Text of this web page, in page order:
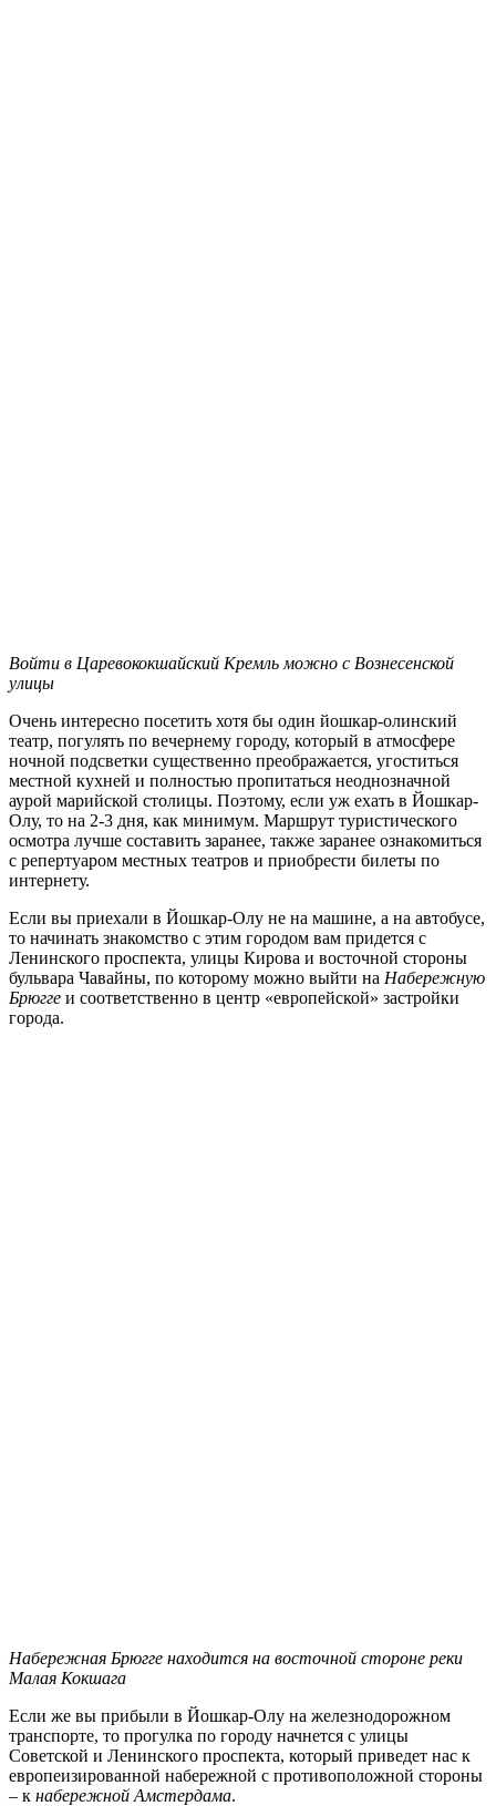
Войти в Царевококшайский Кремль можно с Вознесенской
улицы
Очень интересно посетить хотя бы один йошкар-олинский
театр, погулять по вечернему городу, который в атмосфере
ночной подсветки существенно преображается, угоститься
местной кухней и полностью пропитаться неоднозначной
аурой марийской столицы. Поэтому, если уж ехать в Йошкар-
Олу, то на 2-3 дня, как минимум. Маршрут туристического
осмотра лучше составить заранее, также заранее ознакомиться
с репертуаром местных театров и приобрести билеты по
интернету.
Если вы приехали в Йошкар-Олу не на машине, а на автобусе,
то начинать знакомство с этим городом вам придется с
Ленинского проспекта, улицы Кирова и восточной стороны
бульвара Чавайны, по которому можно выйти на Набережную
Брюгге и соответственно в центр «европейской» застройки
города.
Набережная Брюгге находится на восточной стороне реки
Малая Кокшага
Если же вы прибыли в Йошкар-Олу на железнодорожном
транспорте, то прогулка по городу начнется с улицы
Советской и Ленинского проспекта, который приведет нас к
европеизированной набережной с противоположной стороны
– к набережной Амстердама.